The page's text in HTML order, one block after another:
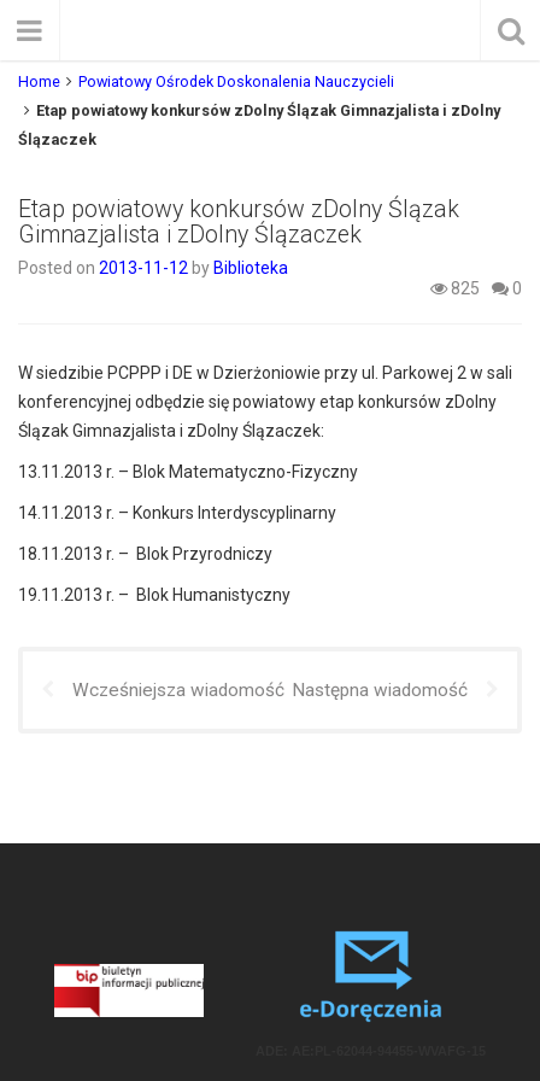
Home
Powiatowy Ośrodek Doskonalenia Nauczycieli
Etap powiatowy konkursów zDolny Ślązak Gimnazjalista i zDolny
Ślązaczek
Etap powiatowy konkursów zDolny Ślązak
Gimnazjalista i zDolny Ślązaczek
Posted on 2013-11-12 by Biblioteka
825
0
W siedzibie PCPPP i DE w Dzierżoniowie przy ul. Parkowej 2 w sali
konferencyjnej odbędzie się powiatowy etap konkursów zDolny
Ślązak Gimnazjalista i zDolny Ślązaczek:
13.11.2013 r. – Blok Matematyczno-Fizyczny
14.11.2013 r. – Konkurs Interdyscyplinarny
18.11.2013 r. – Blok Przyrodniczy
19.11.2013 r. – Blok Humanistyczny
Wcześniejsza wiadomość Następna wiadomość